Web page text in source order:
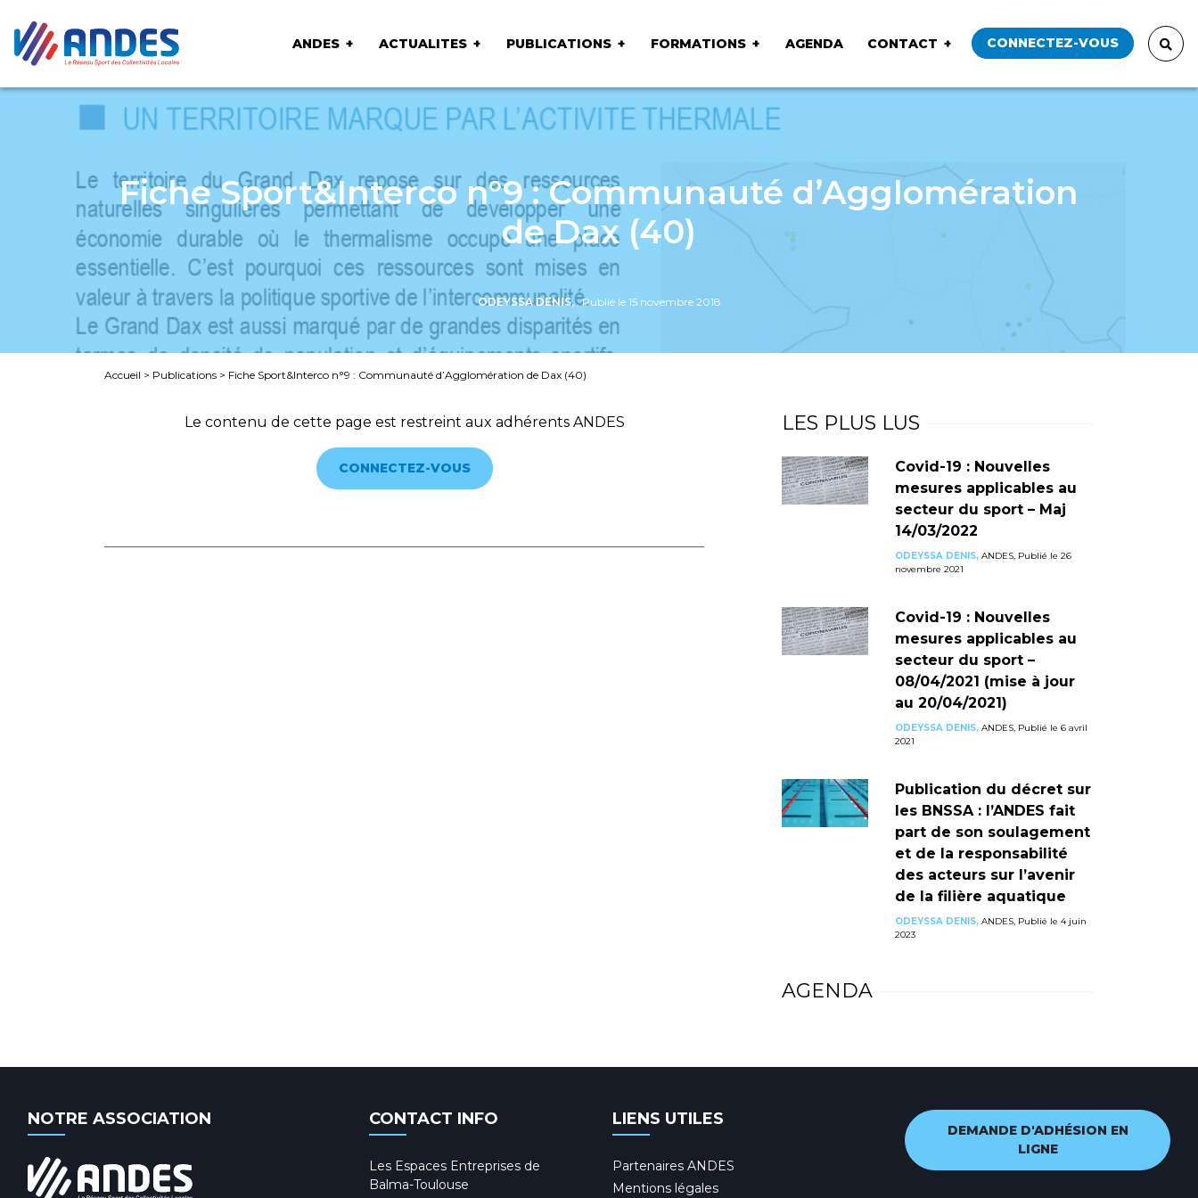
ANDES ACTUALITES PUBLICATIONS FORMATIONS AGENDA CONTACT CONNECTEZ-VOUS
Fiche Sport&Interco n°9 : Communauté d’Agglomération
de Dax (40)
ODEYSSA DENIS,, Publié le 15 novembre 2018
Accueil > Publications > Fiche Sport&Interco n°9 : Communauté d’Agglomération de Dax (40)
Le contenu de cette page est restreint aux adhérents ANDES
CONNECTEZ-VOUS
LES PLUS LUS
Covid-19 : Nouvelles
mesures applicables au
secteur du sport – Maj
14/03/2022
ODEYSSA DENIS,ANDES, Publié le 26
novembre 2021
Covid-19 : Nouvelles
mesures applicables au
secteur du sport –
08/04/2021 (mise à jour
au 20/04/2021)
ODEYSSA DENIS,ANDES, Publié le 6 avril
2021
Publication du décret sur
les BNSSA : l’ANDES fait
part de son soulagement
et de la responsabilité
des acteurs sur l’avenir
de la filière aquatique
ODEYSSA DENIS,ANDES, Publié le 4 juin
2023
AGENDA
NOTRE ASSOCIATION CONTACT INFO
Les Espaces Entreprises de
Balma-Toulouse
LIENS UTILES
Partenaires ANDES
Mentions légales
DEMANDE D'ADHÉSION EN
LIGNE